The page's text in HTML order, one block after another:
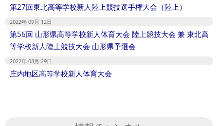
第27回東北高等学校新人陸上競技選手権大会（陸上）
2022年 09月 12日
第56回 山形県高等学校新人体育大会 陸上競技大会 兼 東北高
等学校新人陸上競技大会 山形県予選会
2022年 08月 29日
庄内地区高等学校新人体育大会